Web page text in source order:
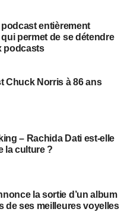
podcast entièrement
permet de se détendre
podcasts
Chuck Norris à 86 ans
– Rachida Dati est-elle
la culture ?
la sortie d’un album
de ses meilleures voyelles